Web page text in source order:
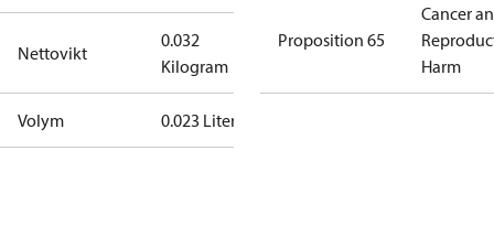
Nettovikt
0.032
Kilogram
Volym 0.023 Liter
Proposition 65
Cancer
Harm